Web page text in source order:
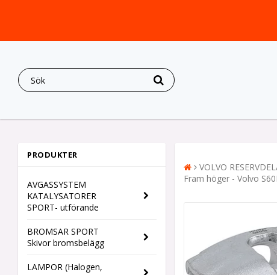
PRODUKTER
AVGASSYSTEM
KATALYSATORER
SPORT- utförande
BROMSAR SPORT
Skivor bromsbelägg
LAMPOR (Halogen,
VOLVO
Fram höger - Volvo